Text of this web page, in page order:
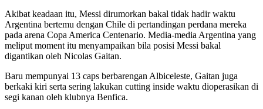
Akibat keadaan itu, Messi dirumorkan bakal tidak hadir waktu
Argentina bertemu dengan Chile di pertandingan perdana mereka
pada arena Copa America Centenario. Media-media Argentina yang
meliput moment itu menyampaikan bila posisi Messi bakal
digantikan oleh Nicolas Gaitan.
Baru mempunyai 13 caps berbarengan Albiceleste, Gaitan juga
berkaki kiri serta sering lakukan cutting inside waktu dioperasikan di
segi kanan oleh klubnya Benfica.